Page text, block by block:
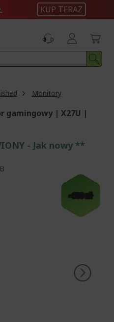
KUP TERAZ
Monitory
gamingowy | X27U |
- Jak nowy **
-600 zł